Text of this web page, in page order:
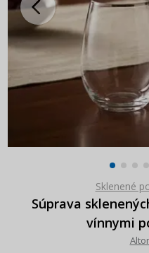
Sklenené
Súprava
vínnymi